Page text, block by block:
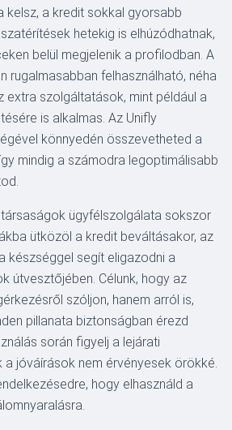
kelsz, a kredit sokkal gyorsabb
hetekig is elhúzódhatnak,
belül megjelenik a profilodban. A
rugalmasabban felhasználható, néha
extra szolgáltatások, mint például a
is alkalmas. Az Unifly
könnyedén összevetheted a
mindig a számodra legoptimálisabb
ügyfélszolgálata sokszor
ütközöl a kredit beváltásakor, az
készséggel segít eligazodni a
útvesztőjében. Célunk, hogy az
szóljon, hanem arról is,
pillanata biztonságban érezd
során figyelj a lejárati
a jóváírások nem érvényesek örökké.
hogy elhasználd a